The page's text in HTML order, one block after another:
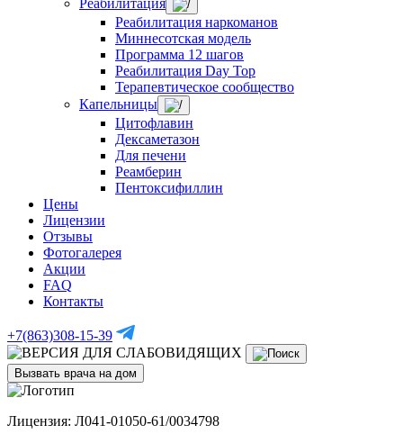
Реабилитация
Реабилитация наркоманов
Миннесотская модель
Программа 12 шагов
Реабилитация Day Top
Терапевтическое сообщество
Капельницы
Цитофлавин
Дексаметазон
Для печени
Реамберин
Пентоксифиллин
Цены
Лицензии
Отзывы
Фотогалерея
Акции
FAQ
Контакты
+7(863)308-15-39
Вызвать врача на дом
Лицензия: Л041-01050-61/0034798